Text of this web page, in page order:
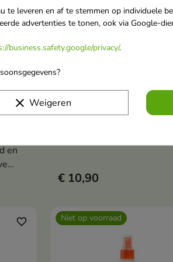
en
In
Cantu Shea Butter
€ 10,90
favorite_border Niet op voorraad
te leveren en af te stemmen op individuele
advertenties te tonen, ook via Google-
business.safety.google/privacy/.
clear Weigeren